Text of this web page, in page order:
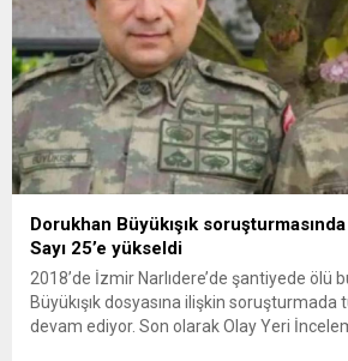
Dorukhan Büyükışık
Sayı 25’e yükseldi
2018’de İzmir Narlıdere’de şantiyede ölü
Büyükışık dosyasına ilişkin
devam ediyor. Son olarak Olay Yeri